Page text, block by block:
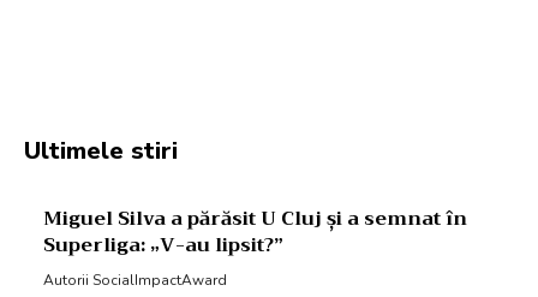
Ultimele stiri
Miguel Silva a părăsit U Cluj și a semnat în
Superliga: „V-au lipsit?”
Autorii SocialImpactAward